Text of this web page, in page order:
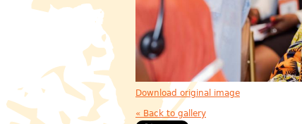
Download original image
« Back to gallery